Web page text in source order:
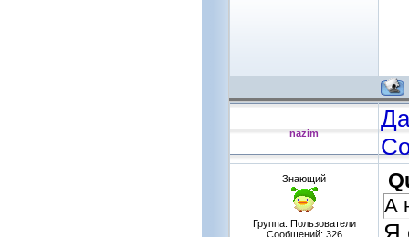
nazim
Знающий
Группа: Пользователи
Сообщений: 326
А